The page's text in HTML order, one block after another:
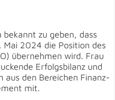
bekannt zu geben, dass
Mai 2024 die Position des
übernehmen wird. Frau
Erfolgsbilanz und
den Bereichen Finanz-
mit.